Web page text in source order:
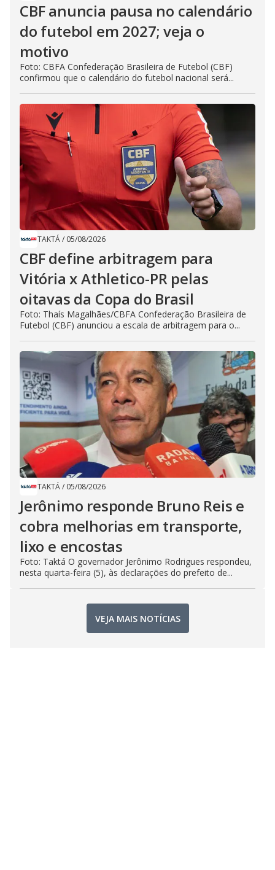
CBF anuncia pausa no calendário
do futebol em 2027; veja o
motivo
Foto: CBFA Confederação Brasileira de Futebol (CBF)
confirmou que o calendário do futebol nacional será...
TAKTÁ/ 05/08/2026
CBF define arbitragem para
Vitória x Athletico-PR pelas
oitavas da Copa do Brasil
Foto: Thaís Magalhães/CBFA Confederação Brasileira de
Futebol (CBF) anunciou a escala de arbitragem para o...
TAKTÁ/ 05/08/2026
Jerônimo responde Bruno Reis e
cobra melhorias em transporte,
lixo e encostas
Foto: Taktá O governador Jerônimo Rodrigues respondeu,
nesta quarta-feira (5), às declarações do prefeito de...
VEJA MAIS NOTÍCIAS